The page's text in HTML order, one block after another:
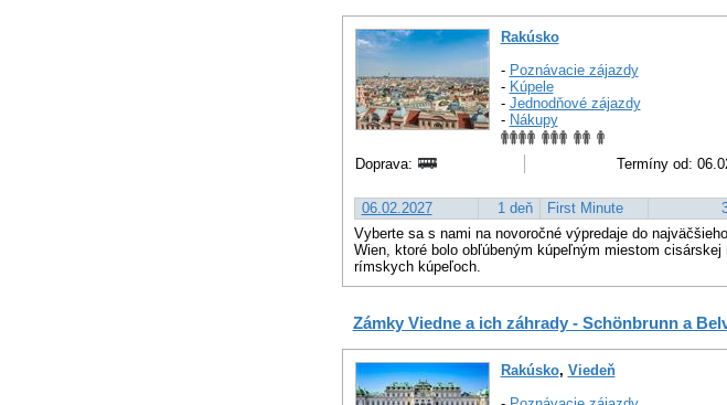
Rakúsko
- Poznávacie zájazdy
- Kúpele
- Jednodňové zájazdy
- Nákupy
Doprava:
Termíny od:
06.02.2027 1 deň First Minute
Vyberte sa s nami na novoročné výpredaje do
Wien, ktoré bolo obľúbeným kúpeľným miestom
rímskych kúpeľoch.
Zámky Viedne a ich záhrady - Schönbrunn a
Rakúsko, Viedeň